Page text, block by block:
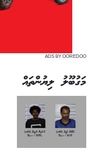
ADS BY OOREDOO
މަގުބޫލު ލިޔުންތައް